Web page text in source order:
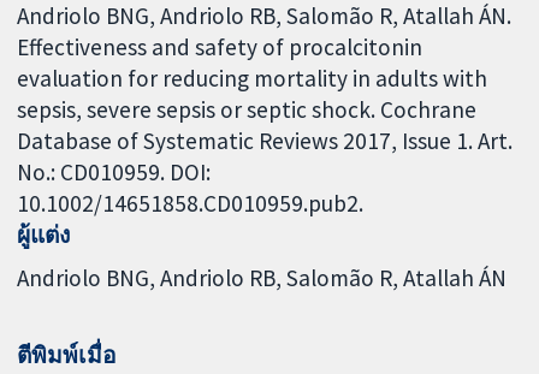
Andriolo BNG, Andriolo RB, Salomão R, Atallah ÁN.
Effectiveness and safety of procalcitonin
evaluation for reducing mortality in adults with
sepsis, severe sepsis or septic shock. Cochrane
Database of Systematic Reviews 2017, Issue 1. Art.
No.: CD010959. DOI:
10.1002/14651858.CD010959.pub2.
ผู้แต่ง
Andriolo BNG Andriolo RB Salomão R Atallah ÁN
ตีพิมพ์เมื่อ